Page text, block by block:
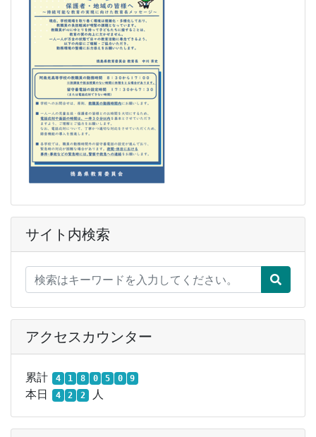
サイト内検索
アクセスカウンター
累計 4 1 8 0 5 0 9
本日 4 2 2 人